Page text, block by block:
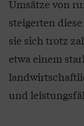
Umsätze von
steigerten
sie sich trotz
etwa einem
und